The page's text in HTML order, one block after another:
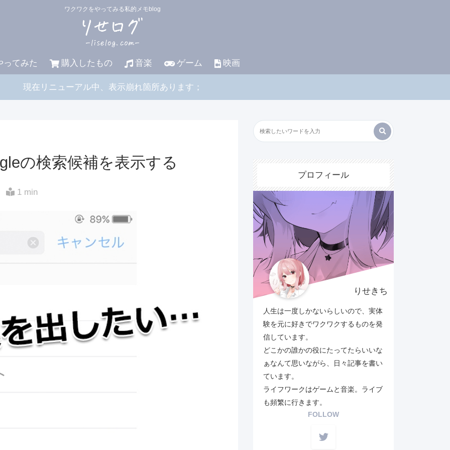
ワクワクをやってみる私的メモblog
ってみた 購入したもの 音楽 ゲーム 映画
現在リニューアル中、表示崩れ箇所あります；
の検索候補を表示する
1 min
プロフィール
りせきち
人生は一度しかないらしいので、実体
験を元に好きでワクワクするものを発
信しています。
どこかの誰かの役にたってたらいいな
ぁなんて思いながら、日々記事を書い
ています。
ライフワークはゲームと音楽。ライブ
も頻繁に行きます。
FOLLOW